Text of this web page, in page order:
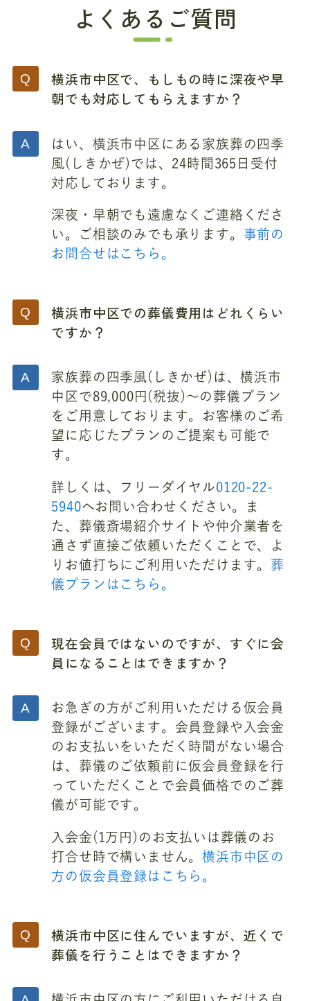
よくあるご質問
横浜市中区で、もしもの時に深夜や早
朝でも対応してもらえますか？
はい、横浜市中区にある家族葬の四季
風(しきかぜ)では、24時間365日受付
対応しております。
深夜・早朝でも遠慮なくご連絡くださ
い。ご相談のみでも承ります。 事前の
お問合せはこちら。
横浜市中区での葬儀費用はどれくらい
ですか？
家族葬の四季風(しきかぜ)は、横浜市
中区で89,000円(税抜)～の葬儀プラン
をご用意しております。お客様のご希
望に応じたプランのご提案も可能で
す。
詳しくは、フリーダイヤル0120-22-
5940へお問い合わせください。ま
た、葬儀斎場紹介サイトや仲介業者を
通さず直接ご依頼いただくことで、よ
りお値打ちにご利用いただけます。 葬
儀プランはこちら。
現在会員ではないのですが、すぐに会
員になることはできますか？
お急ぎの方がご利用いただける仮会員
登録がございます。会員登録や入会金
のお支払いをいただく時間がない場合
は、葬儀のご依頼前に仮会員登録を行
っていただくことで会員価格でのご葬
儀が可能です。
入会金(1万円)のお支払いは葬儀のお
打合せ時で構いません。横浜市中区の
方の仮会員登録はこちら。
横浜市中区に住んでいますが、近くで
葬儀を行うことはできますか？